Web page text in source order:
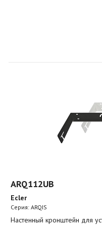
ARQ112UB
Ecler
Серия: ARQIS
Настенный кронштейн для